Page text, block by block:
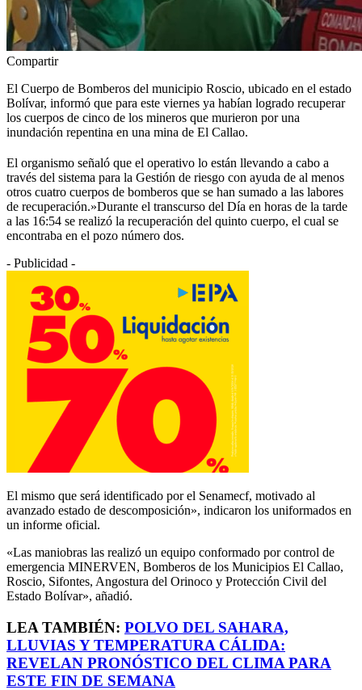
Compartir
El Cuerpo de Bomberos del municipio Roscio, ubicado en el estado
Bolívar, informó que para este viernes ya habían logrado recuperar
los cuerpos de cinco de los mineros que murieron por una
inundación repentina en una mina de El Callao.
El organismo señaló que el operativo lo están llevando a cabo a
través del sistema para la Gestión de riesgo con ayuda de al menos
otros cuatro cuerpos de bomberos que se han sumado a las labores
de recuperación.»Durante el transcurso del Día en horas de la tarde
a las 16:54 se realizó la recuperación del quinto cuerpo, el cual se
encontraba en el pozo número dos.
- Publicidad -
El mismo que será identificado por el Senamecf, motivado al
avanzado estado de descomposición», indicaron los uniformados en
un informe oficial.
«Las maniobras las realizó un equipo conformado por control de
emergencia MINERVEN, Bomberos de los Municipios El Callao,
Roscio, Sifontes, Angostura del Orinoco y Protección Civil del
Estado Bolívar», añadió.
LEA TAMBIÉN: POLVO DEL SAHARA,
LLUVIAS Y TEMPERATURA CÁLIDA:
REVELAN PRONÓSTICO DEL CLIMA PARA
ESTE FIN DE SEMANA